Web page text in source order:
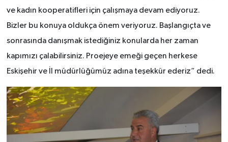
ve kadın kooperatifleri için çalışmaya devam ediyoruz.
Bizler bu konuya oldukça önem veriyoruz. Başlangıçta ve
sonrasında danışmak istediğiniz konularda her zaman
kapımızı çalabilirsiniz. Proejeye emeği geçen herkese
Eskişehir ve İl müdürlüğümüz adına teşekkür ederiz” dedi.